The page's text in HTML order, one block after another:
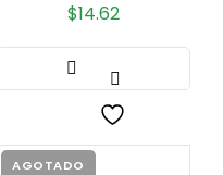
$14.62
AGOTADO